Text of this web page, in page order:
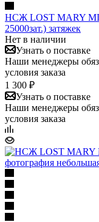
НСЖ LOST MARY
25000зат.) затяжек
Нет в наличии
Узнать о поставке
Наши менеджеры
условия заказа
1 300 ₽
Узнать о поставке
Наши менеджеры
условия заказа